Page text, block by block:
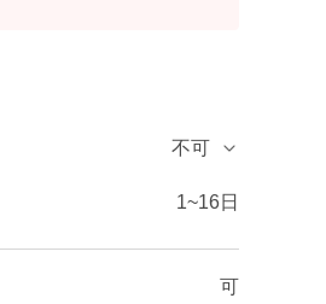
不可
1~16日
可